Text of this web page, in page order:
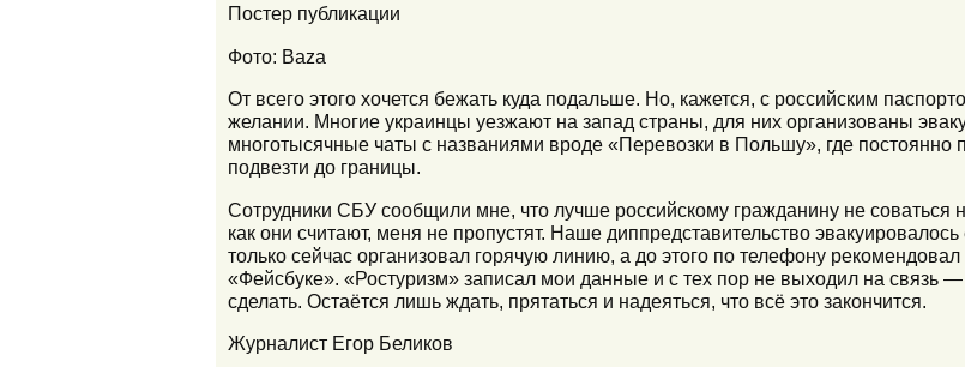
Постер публикации
Фото: Baza
От всего этого хочется бежать куда подальше. Но, кажется, с российским
желании. Многие украинцы уезжают на запад страны, для них организованы
многотысячные чаты с названиями вроде «Перевозки в Польшу», где постоянно
подвезти до границы.
Сотрудники СБУ сообщили мне, что лучше российскому гражданину не соваться
как они считают, меня не пропустят. Наше диппредставительство
только сейчас организовал горячую линию, а до этого по телефону
«Фейсбуке». «Ростуризм» записал мои данные и с тех пор не выходил на связь —
сделать. Остаётся лишь ждать, прятаться и надеяться, что всё это закончится.
Журналист Егор Беликов